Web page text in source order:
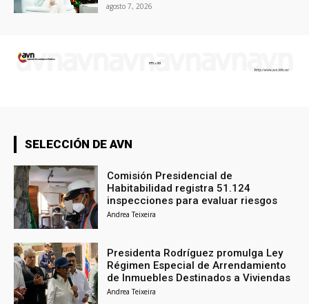
agosto 7, 2026
SELECCIÓN DE AVN
Comisión Presidencial de
Habitabilidad registra 51.124
inspecciones para evaluar riesgos
Andrea Teixeira
Presidenta Rodríguez promulga Ley
Régimen Especial de Arrendamiento
de Inmuebles Destinados a Viviendas
Andrea Teixeira